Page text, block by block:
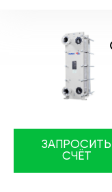
ЗАПРОСИТЬ
СЧЁТ